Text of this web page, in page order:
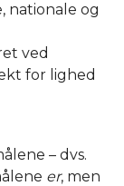
nationale og
ved
for lighed
– dvs.
er, men